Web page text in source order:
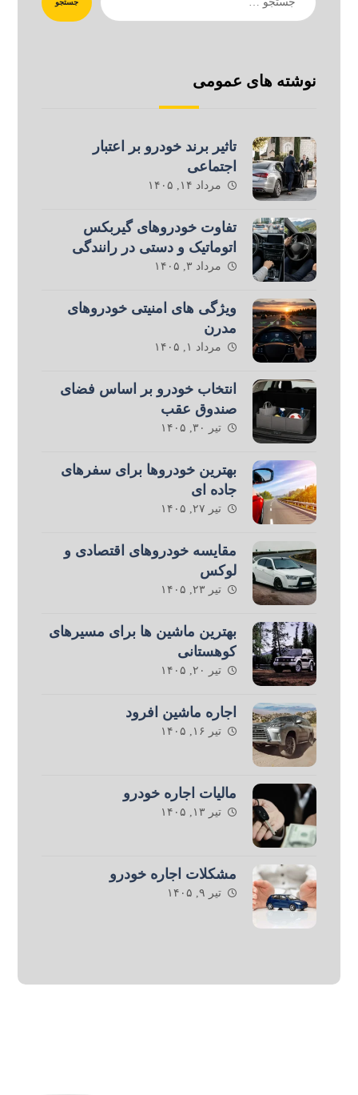
جستجو
نوشته های عمومی
تاثیر برند خودرو بر اعتبار
اجتماعی
مرداد ۱۴, ۱۴۰۵
تفاوت خودروهای گیربکس
اتوماتیک و دستی در رانندگی
مرداد ۳, ۱۴۰۵
ویژگی های امنیتی خودروهای
مدرن
مرداد ۱, ۱۴۰۵
انتخاب خودرو بر اساس فضای
صندوق عقب
تیر ۳۰, ۱۴۰۵
بهترین خودروها برای سفرهای
جاده ای
تیر ۲۷, ۱۴۰۵
مقایسه خودروهای اقتصادی و
لوکس
تیر ۲۳, ۱۴۰۵
بهترین ماشین ها برای مسیرهای
کوهستانی
تیر ۲۰, ۱۴۰۵
اجاره ماشین افرود
تیر ۱۶, ۱۴۰۵
مالیات اجاره خودرو
تیر ۱۳, ۱۴۰۵
مشکلات اجاره خودرو
تیر ۹, ۱۴۰۵